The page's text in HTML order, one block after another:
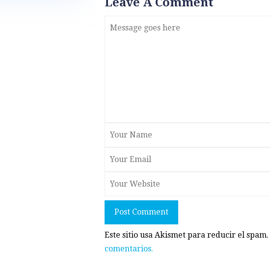
Post Comment
Este sitio usa Akismet para reducir el spam.
comentarios.